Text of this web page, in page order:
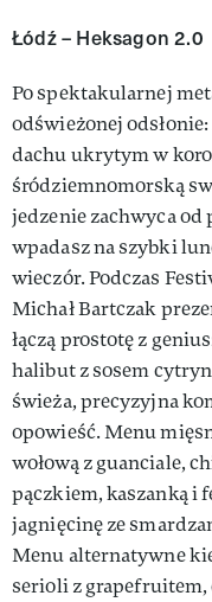
Łódź – Heksagon 2.0
Po spektakularnej
odświeżonej
dachu ukrytym w
śródziemnomorską
jedzenie zachwyca od
wpadasz na szybki
wieczór. Podczas
Michał Bartczak
łączą prostotę z
halibut z sosem
świeża, precyzyjna
opowieść. Menu
wołową z guanciale,
pączkiem, kaszanką i
jagnięcinę ze
Menu alternatywne
serioli z